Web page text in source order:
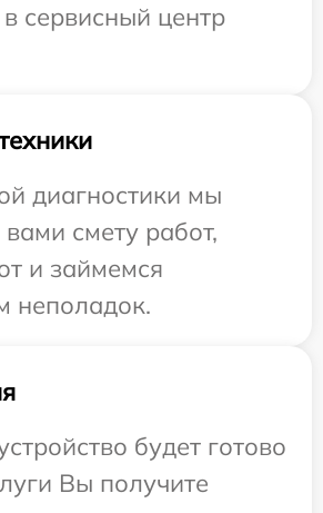
сервисный центр
диагностики мы
смету работ,
и займемся
неполадок.
будет готово
Вы получите